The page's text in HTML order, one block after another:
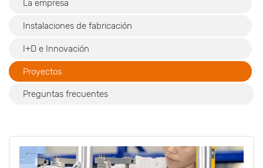
La empresa
Instalaciones de fabricación
I+D e Innovación
Proyectos
Preguntas frecuentes